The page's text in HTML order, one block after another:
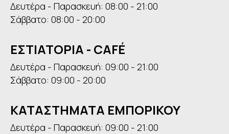
Δευτέρα - Παρασκευή: 08:00 - 21:00
Σάββατο: 08:00 - 20:00
ΕΣΤΙΑΤΟΡΙΑ - CAFÉ
Δευτέρα - Παρασκευή: 09:00 - 21:00
Σάββατο: 09:00 - 20:00
ΚΑΤΑΣΤΗΜΑΤΑ ΕΜΠΟΡΙΚΟΥ
Δευτέρα - Παρασκευή: 09:00 - 21:00